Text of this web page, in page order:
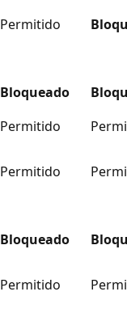
Permitido
Bloqueado
Permitido
Permitido
Bloqueado
Permitido